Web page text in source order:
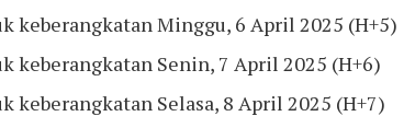
keberangkatan Minggu, 6 April 2025 (H+5)
keberangkatan Senin, 7 April 2025 (H+6)
keberangkatan Selasa, 8 April 2025 (H+7)